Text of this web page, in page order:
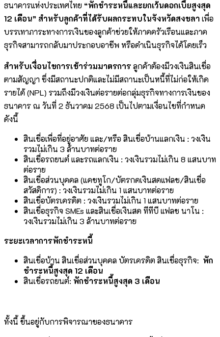
ธนาคารแห่งประเทศไทย “พักชำระหนี้และยกเว้นดอกเบี้ยสูงสุด
12 เดือน” สำหรับลูกค้าที่ได้รับผลกระทบในจังหวัดสงขลา เพื่อ
บรรเทาภาระทางการเงินของลูกค้าช่วยให้ภาคครัวเรือนและภาค
ธุรกิจสามารถกลับมาประกอบอาชีพ หรือดำเนินธุรกิจได้โดยเร็ว
สำหรับเงื่อนไขการเข้าร่วมมาตรการลูกค้าต้องมีวงเงินสินเชื่อ
ตามสัญญา ซึ่งมีสถานะปกติและไม่มีสถานะเป็นหนี้ที่ไม่ก่อให้เกิด
รายได้ (NPL) รวมถึงมีวงเงินต่อรายต่อกลุ่มธุรกิจทางการเงินของ
ธนาคาร ณ วันที่ 2 ธันวาคม 2568 เป็นไปตามเงื่อนไขที่กำหนด
ดังนี้
สินเชื่อเพื่อที่อยู่อาศัย และ/หรือ สินเชื่อบ้านแลกเงิน : วงเงิน
รวมไม่เกิน 3 ล้านบาทต่อราย
สินเชื่อรถยนต์ และรถแลกเงิน : วงเงินรวมไม่เกิน 8 แสนบาท
ต่อราย
สินเชื่อส่วนบุคคล (แคชทูโก/บัตรกดเงินสดแฟลช/สินเชื่อ
สวัสดิการ) : วงเงินรวมไม่เกิน 1 แสนบาทต่อราย
สินเชื่อบัตรเครดิต : วงเงินรวมไม่เกิน 1 แสนบาทต่อราย
สินเชื่อธุรกิจ SMEs และสินเชื่อเงินสด ทีทีบี แฟลช นาโน :
วงเงินรวมไม่เกิน 3 ล้านบาทต่อราย
ระยะเวลาการพักชำระหนี้
สินเชื่อบ้าน สินเชื่อส่วนบุคคล บัตรเครดิต สินเชื่อธุรกิจ: พัก
ชำระหนี้สูงสุด 12 เดือน
สินเชื่อรถยนต์: พักชำระหนี้สูงสุด 3 เดือน
ทั้งนี้ ขึ้นอยู่กับการพิจารณาของธนาคาร